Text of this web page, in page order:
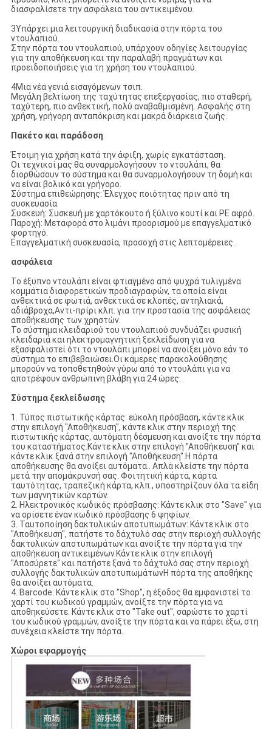
διασφαλίσετε την ασφάλεια του αντικειμένου.
3Υπάρχει μια λειτουργική διαδικασία στην πόρτα του
ντουλαπιού.
Στην πόρτα του ντουλαπιού, υπάρχουν οδηγίες λειτουργίας
για την αποθήκευση και την παραλαβή πραγμάτων και
προειδοποιήσεις για τη χρήση του ντουλαπιού.
4Μια νέα γενιά εισαγόμενων τσιπ.
Μεγάλη βελτίωση της ταχύτητας επεξεργασίας, πιο σταθερή,
ταχύτερη, πιο ανθεκτική, πολύ αναβαθμισμένη. Ασφαλής στη
χρήση, γρήγορη ανταπόκριση και μακρά διάρκεια ζωής.
Πακέτο και παράδοση
Έτοιμη για χρήση κατά την άφιξη, χωρίς εγκατάσταση.
Οι τεχνικοί μας θα συναρμολογήσουν το ντουλάπι, θα
διορθώσουν το σύστημα και θα συναρμολογήσουν τη δομή.και
να είναι βολικό και γρήγορο.
Σύστημα επιθεώρησης: Έλεγχος ποιότητας πριν από τη
συσκευασία.
Συσκευή: Συσκευή με χαρτόκουτο ή ξύλινο κουτί και PE αφρό.
Παροχή: Μεταφορά στο λιμάνι προορισμού με επαγγελματικό
φορτηγό.
Επαγγελματική συσκευασία, προσοχή στις λεπτομέρειες.
ασφάλεια
Το έξυπνο ντουλάπι είναι φτιαγμένο από ψυχρά τυλιγμένα
κομμάτια διαφορετικών προδιαγραφών, τα οποία είναι
ανθεκτικά σε φωτιά, ανθεκτικά σε κλοπές, αντηλιακά,
αδιάβροχα,Αντι-πρίρι κλπ. για την προστασία της ασφάλειας
αποθήκευσης των χρηστών.
Το σύστημα κλειδαριού του ντουλαπιού συνδυάζει φυσική
κλειδαριά και ηλεκτρομαγνητική ξεκλείδωση για να
εξασφαλιστεί ότι το ντουλάπι μπορεί να ανοίξει μόνο εάν το
σύστημα το επιβεβαιώσει.Οι κάμερες παρακολούθησης
μπορούν να τοποθετηθούν γύρω από το ντουλάπι για να
αποτρέψουν ανθρώπινη βλάβη για 24 ώρες.
Σύστημα ξεκλείδωσης
1. Τύπος πιστωτικής κάρτας: εύκολη πρόσβαση, κάντε κλικ
στην επιλογή "Αποθήκευση", κάντε κλικ στην περιοχή της
πιστωτικής κάρτας, αυτόματη δέσμευση και ανοίξτε την πόρτα
του καταστήματος.Κάντε κλικ στην επιλογή "Αποθήκευση" και
κάντε κλικ ξανά στην επιλογή "Αποθήκευση".Η πόρτα
αποθήκευσης θα ανοίξει αυτόματα.. Απλά κλείστε την πόρτα
μετά την απομάκρυνσή σας. Φοιτητική κάρτα, κάρτα
ταυτότητας, τραπεζική κάρτα, κλπ., υποστηρίζουν όλα τα είδη
των μαγνητικών καρτών.
2. Ηλεκτρονικός κωδικός πρόσβασης: Κάντε κλικ στο "Save" για
να ορίσετε έναν κωδικό πρόσβασης 6 ψηφίων.
3. Ταυτοποίηση δακτυλικών αποτυπωμάτων: Κάντε κλικ στο
"Αποθήκευση", πατήστε το δάχτυλό σας στην περιοχή συλλογής
δακτυλικών αποτυπωμάτων και ανοίξτε την πόρτα για την
αποθήκευση αντικειμένων.Κάντε κλικ στην επιλογή
"Αποσύρετε" και πατήστε ξανά το δάχτυλό σας στην περιοχή
συλλογής δακτυλικών αποτυπωμάτωνΗ πόρτα της αποθήκης
θα ανοίξει αυτόματα.
4. Barcode: Κάντε κλικ στο "Shop", η έξοδος θα εμφανιστεί το
χαρτί του κωδικού γραμμών, ανοίξτε την πόρτα για να
αποθηκεύσετε. Κάντε κλικ στο "Take out", σαρώστε το χαρτί
του κωδικού γραμμών, ανοίξτε την πόρτα και να πάρει έξω, στη
συνέχεια κλείστε την πόρτα.
Χώροι εφαρμογής